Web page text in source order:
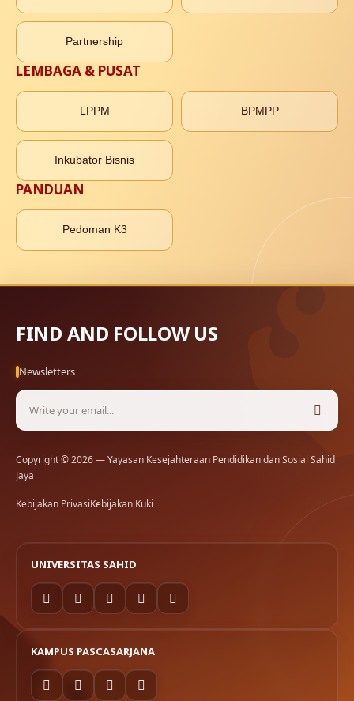
Partnership
LEMBAGA & PUSAT
LPPM BPMPP
Inkubator Bisnis
PANDUAN
Pedoman K3
FIND AND FOLLOW US
Newsletters
Copyright © 2026 — Yayasan Kesejahteraan Pendidikan dan Sosial Sahid
Jaya
Kebijakan PrivasiKebijakan Kuki
UNIVERSITAS SAHID
KAMPUS PASCASARJANA